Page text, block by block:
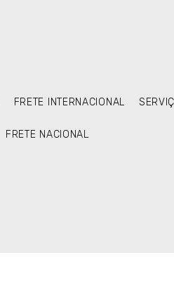
FRETE INTERNACIONAL
FRETE NACIONAL